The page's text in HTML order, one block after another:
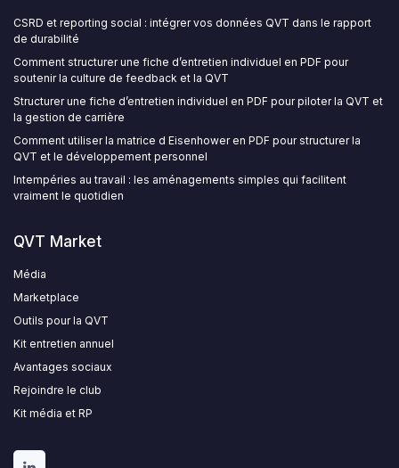
CSRD et reporting social : intégrer vos données QVT dans le rapport
de durabilité
Comment structurer une fiche d’entretien individuel en PDF pour
soutenir la culture de feedback et la QVT
Structurer une fiche d’entretien individuel en PDF pour piloter la QVT et
la gestion de carrière
Comment utiliser la matrice d Eisenhower en PDF pour structurer la
QVT et le développement personnel
Intempéries au travail : les aménagements simples qui facilitent
vraiment le quotidien
QVT Market
Média
Marketplace
Outils pour la QVT
Kit entretien annuel
Avantages sociaux
Rejoindre le club
Kit média et RP